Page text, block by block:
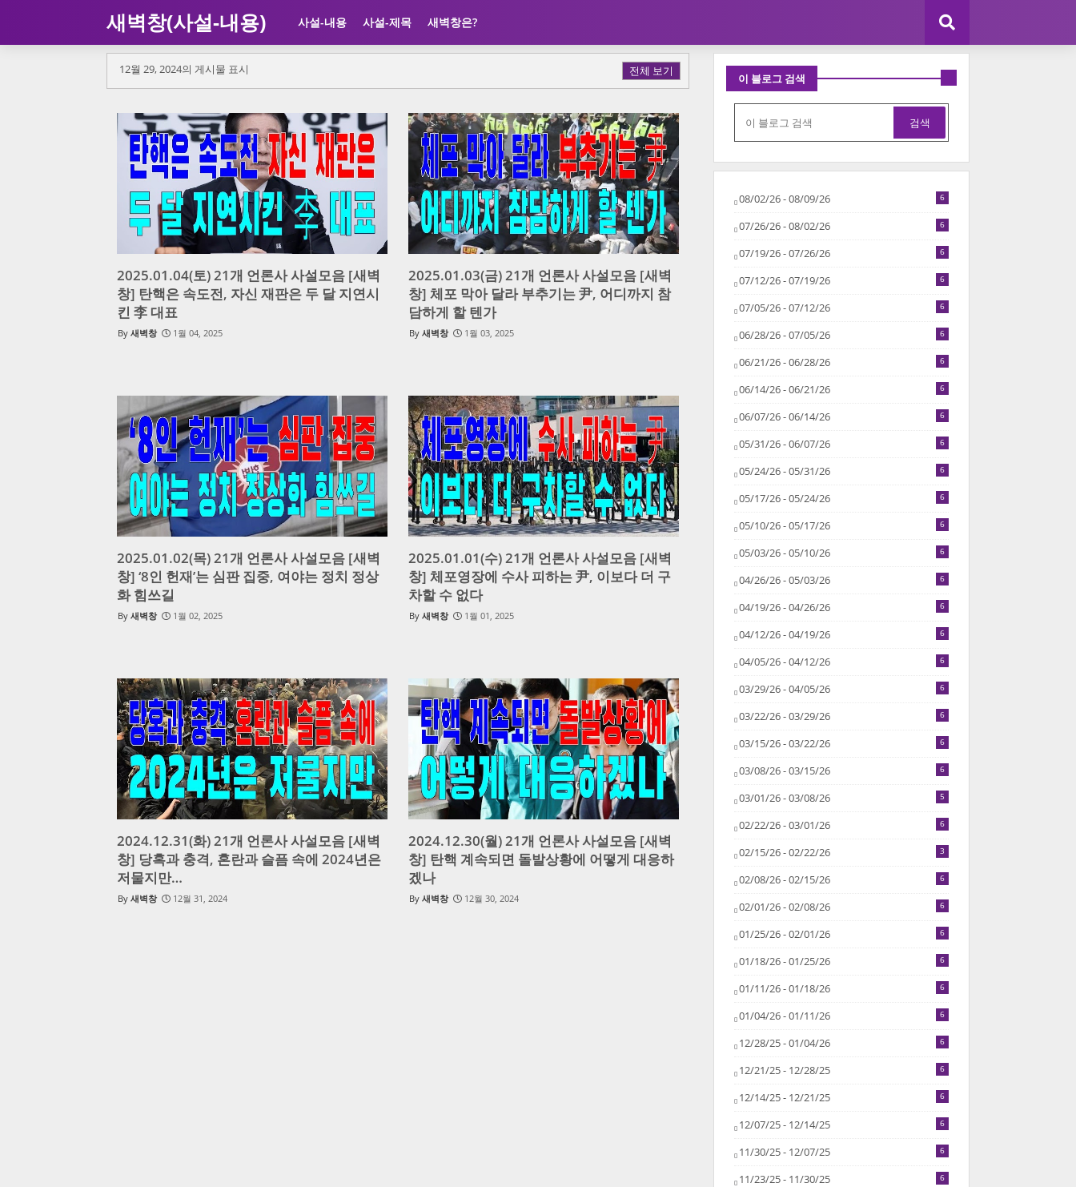
새벽창(사설-내용) 사설-내용 사설-제목 새벽창은?
12월 29, 2024의 게시물 표시 전체 보기
2025.01.04(토) 21개 언론사 사설모음 [새벽
창] 탄핵은 속도전, 자신 재판은 두 달 지연시
킨 李 대표
새벽창 1월 04, 2025
2025.01.03(금) 21개 언론사 사설모음 [새벽
창] 체포 막아 달라 부추기는 尹, 어디까지 참
담하게 할 텐가
새벽창 1월 03, 2025
2025.01.02(목) 21개 언론사 사설모음 [새벽
창] ‘8인 헌재’는 심판 집중, 여야는 정치 정상
화 힘쓰길
새벽창 1월 02, 2025
2025.01.01(수) 21개 언론사 사설모음 [새벽
창] 체포영장에 수사 피하는 尹, 이보다 더 구
차할 수 없다
새벽창 1월 01, 2025
2024.12.31(화) 21개 언론사 사설모음 [새벽
창] 당혹과 충격, 혼란과 슬픔 속에 2024년은
저물지만…
새벽창 12월 31, 2024
2024.12.30(월) 21개 언론사 사설모음 [새벽
창] 탄핵 계속되면 돌발상황에 어떻게 대응하
겠나
새벽창 12월 30, 2024
이 블로그 검색
08/02/26 - 08/09/26 6
07/26/26 - 08/02/26 6
07/19/26 - 07/26/26 6
07/12/26 - 07/19/26 6
07/05/26 - 07/12/26 6
06/28/26 - 07/05/26 6
06/21/26 - 06/28/26 6
06/14/26 - 06/21/26 6
06/07/26 - 06/14/26 6
05/31/26 - 06/07/26 6
05/24/26 - 05/31/26 6
05/17/26 - 05/24/26 6
05/10/26 - 05/17/26 6
05/03/26 - 05/10/26 6
04/26/26 - 05/03/26 6
04/19/26 - 04/26/26 6
04/12/26 - 04/19/26 6
04/05/26 - 04/12/26 6
03/29/26 - 04/05/26 6
03/22/26 - 03/29/26 6
03/15/26 - 03/22/26 6
03/08/26 - 03/15/26 6
03/01/26 - 03/08/26 5
02/22/26 - 03/01/26 6
02/15/26 - 02/22/26 3
02/08/26 - 02/15/26 6
02/01/26 - 02/08/26 6
01/25/26 - 02/01/26 6
01/18/26 - 01/25/26 6
01/11/26 - 01/18/26 6
01/04/26 - 01/11/26 6
12/28/25 - 01/04/26 6
12/21/25 - 12/28/25 6
12/14/25 - 12/21/25 6
12/07/25 - 12/14/25 6
11/30/25 - 12/07/25 6
11/23/25 - 11/30/25 6